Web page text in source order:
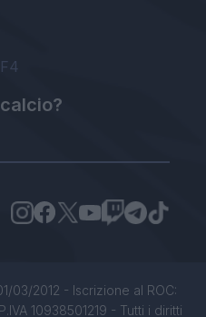
03/2012 - Iscrizione al ROC:
10938501219 - Tutti i diritti